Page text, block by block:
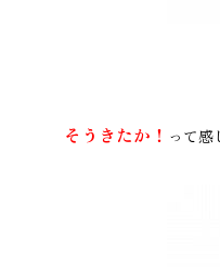
そうきたか！ って